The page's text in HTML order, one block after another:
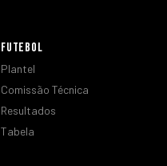
FUTEBOL
Plantel
Comissão Técnica
Resultados
Tabela